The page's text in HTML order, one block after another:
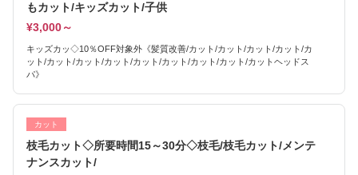
もカット/キッズカット/子供
¥3,000～
キッズカッ◇10％OFF対象外《髪質改善/カット/カット/カット/カット/カ
ット/カット/カット/カット/カット/カット/カット/カット/カットヘッドス
パ》
カット
枝毛カット◇所要時間15～30分◇枝毛/枝毛カット/メンテ
ナンスカット/